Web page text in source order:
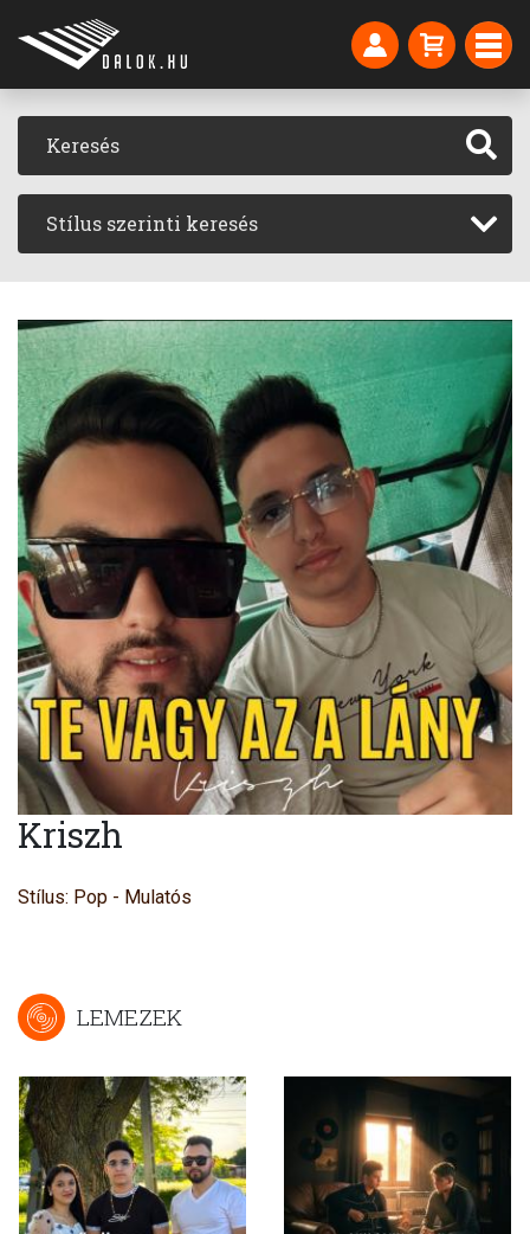
Stílus szerinti keresés
Kriszh
Stílus: Pop - Mulatós
LEMEZEK